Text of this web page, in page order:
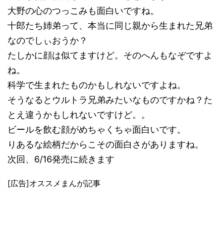
大野の心のつっこみも面白いですね。
十郎たち姉弟って、本当に同じ親から生まれた兄弟
なのでしぃおうか？
たしかに顔は似てますけど。そのへんもなぞですよ
ね。
科学で生まれたものかもしれないですよね。
そうなるとウルトラ兄弟みたいなものですかね？た
とえ違うかもしれないですけど。。
ビールを飲む顔がめちゃくちゃ面白いです。
りあるな絵柄だからこその面白さがありますね。
次回、6/16発売に続きます
[広告]オススメまんが記事